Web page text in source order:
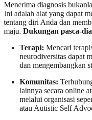
Menerima diagnosis
Ini adalah alat yang dapat
tentang diri Anda dan
maju. Dukungan pasca-
Terapi: Mencari
neurodiversitas dapat
dan mengembangkan
Komunitas:
lainnya secara online
melalui organisasi
atau Autistic Self